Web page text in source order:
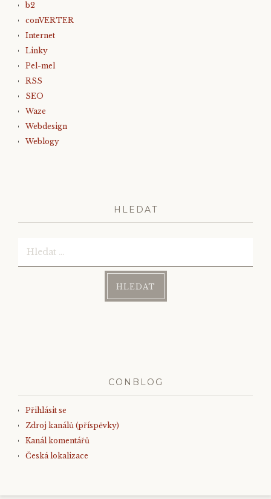
b2
conVERTER
Internet
Linky
Pel-mel
RSS
SEO
Waze
Webdesign
Weblogy
HLEDAT
CONBLOG
Přihlásit se
Zdroj kanálů (příspěvky)
Kanál komentářů
Česká lokalizace